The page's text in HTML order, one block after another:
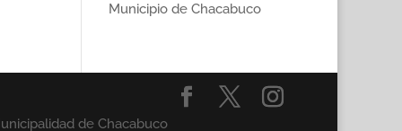
Municipio de Chacabuco
de Chacabuco